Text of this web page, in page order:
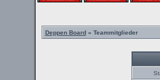
Deppen Board» Teammitglieder